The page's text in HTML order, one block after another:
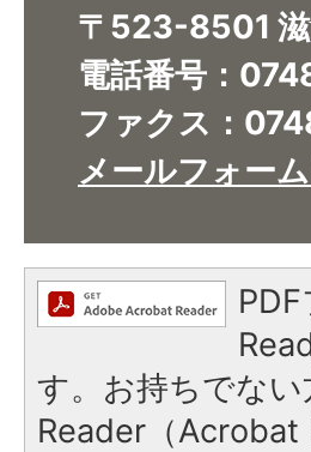
〒523-8501 滋
電話番号：
ファクス：
メールフォー
す。お持ちでな
Reader（Acrobat